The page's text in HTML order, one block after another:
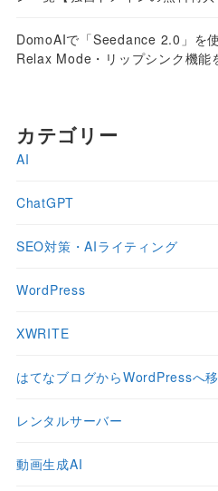
DomoAIで「Seedance 2.0」を
Relax Mode・リップシンク機能
カテゴリー
AI
ChatGPT
SEO対策・AIライティング
WordPress
XWRITE
はてなブログからWordPressへ
レンタルサーバー
動画生成AI